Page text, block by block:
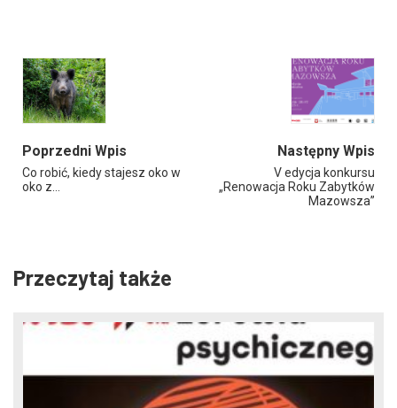
Poprzedni Wpis
Co robić, kiedy stajesz oko w
oko z…
Następny Wpis
V edycja konkursu
„Renowacja Roku Zabytków
Mazowsza”
Przeczytaj także